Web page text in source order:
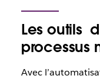
Les outils
processus
Avec